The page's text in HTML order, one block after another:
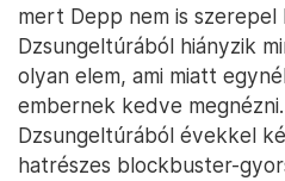
mert Depp nem is
Dzsungeltúrából hiányzik
olyan elem, ami miatt
embernek kedve
Dzsungeltúrából évekkel
hatrészes blockbuster-